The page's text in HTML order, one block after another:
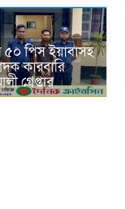
৫০ পিস ইয়াবাসহ
কারবারি
গ্রেপ্তার